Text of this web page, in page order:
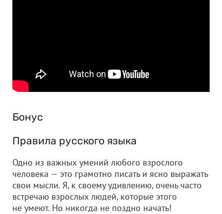
Бонус
Правила русского языка
Одно из важных умений любого взрослого
человека — это грамотно писать и ясно выражать
свои мысли. Я, к своему удивлению, очень часто
встречаю взрослых людей, которые этого
не умеют. Но никогда не поздно начать!